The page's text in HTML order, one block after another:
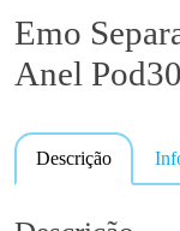
Emo
Anel
Descrição